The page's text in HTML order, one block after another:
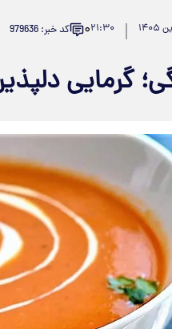
۲۱:۳۰۰ کد خبر: 979636
گرمایی